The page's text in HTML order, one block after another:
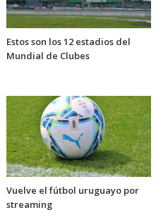
Estos son los 12 estadios del
Mundial de Clubes
Vuelve el fútbol uruguayo por
streaming